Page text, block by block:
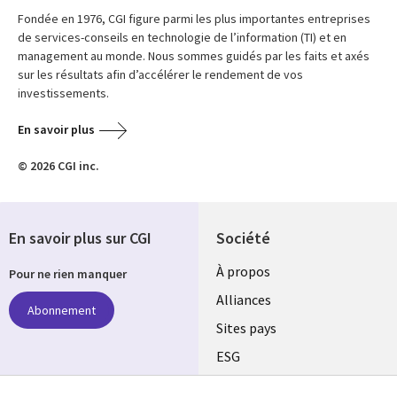
Fondée en 1976, CGI figure parmi les plus importantes entreprises
de services-conseils en technologie de l’information (TI) et en
management au monde. Nous sommes guidés par les faits et axés
sur les résultats afin d’accélérer le rendement de vos
investissements.
En savoir plus
© 2026 CGI inc.
Société
À propos
Alliances
Sites pays
ESG
En savoir plus sur CGI
Pour ne rien manquer
Abonnement